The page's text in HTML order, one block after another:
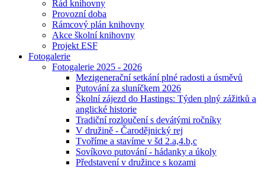
Řád knihovny
Provozní doba
Rámcový plán knihovny
Akce školní knihovny
Projekt ESF
Fotogalerie
Fotogalerie 2025 - 2026
Mezigenerační setkání plné radosti a úsměvů
Putování za sluníčkem 2026
Školní zájezd do Hastings: Týden plný zážitků a
anglické historie
Tradiční rozloučení s devátými ročníky
V družině - Čarodějnický rej
Tvoříme a stavíme v šd 2.a,4.b,c
Sovíkovo putování - hádanky a úkoly
Představení v družince s kozami